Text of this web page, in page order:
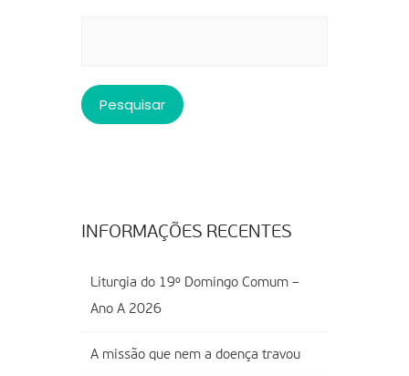
INFORMAÇÕES RECENTES
Liturgia do 19º Domingo Comum –
Ano A 2026
A missão que nem a doença travou